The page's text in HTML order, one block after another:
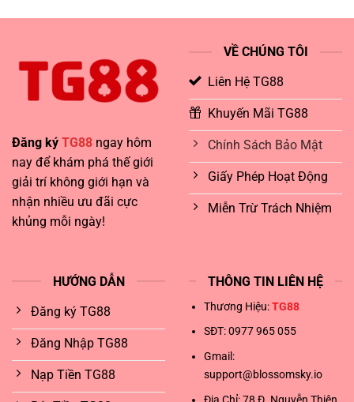
Đăng ký TG88 ngay hôm
nay để khám phá thế giới
giải trí không giới hạn và
nhận nhiều ưu đãi cực
khủng mỗi ngày!
VỀ CHÚNG TÔI
Liên Hệ TG88
Khuyến Mãi TG88
Chính Sách Bảo Mật
Giấy Phép Hoạt Động
Miễn Trừ Trách Nhiệm
HƯỚNG DẪN
Đăng ký TG88
Đăng Nhập TG88
Nạp Tiền TG88
THÔNG TIN LIÊN HỆ
Thương Hiệu:TG88
SĐT:0977 965 055
Gmail:
support@blossomsky.io